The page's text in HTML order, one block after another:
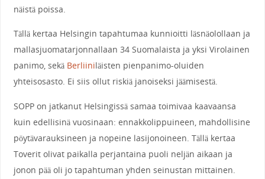
näistä poissa.
Tällä kertaa Helsingin tapahtumaa kunnioitti läsnäolollaan ja
mallasjuomatarjonnallaan 34 Suomalaista ja yksi Virolainen
panimo, sekä Berliiniläisten pienpanimo-oluiden
yhteisosasto. Ei siis ollut riskiä janoiseksi jäämisestä.
SOPP on jatkanut Helsingissä samaa toimivaa kaavaansa
kuin edellisinä vuosinaan: ennakkolippuineen, mahdollisine
pöytävarauksineen ja nopeine lasijonoineen. Tällä kertaa
Toverit olivat paikalla perjantaina puoli neljän aikaan ja
jonon pää oli jo tapahtuman yhden seinustan mittainen.